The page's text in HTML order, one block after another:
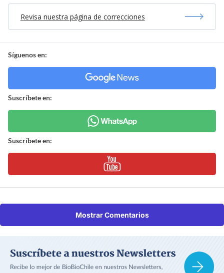
Revisa nuestra página de correcciones
Síguenos en:
Suscríbete en:
Suscríbete en:
Mostrar Comentarios